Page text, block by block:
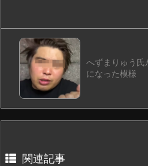
へずまりゅう氏
になった模様
関連記事